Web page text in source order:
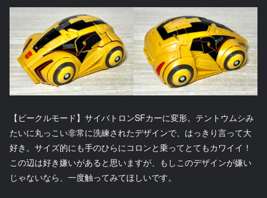
【ビークルモード】サイバトロンSFカーに変形。テントウムシみ
たいに丸っこい非常に洗練されたデザインで、はっきり言って大
好き。サイズ的にも手のひらにコロンと乗ってとてもカワイイ！
この辺は好き嫌いがあると思いますが、もしこのデザインが嫌い
じゃないなら、一度触ってみてほしいです。